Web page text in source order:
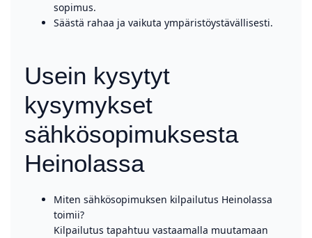
sopimus.
Säästä rahaa ja vaikuta ympäristöystävällisesti.
Usein kysytyt
kysymykset
sähkösopimuksesta
Heinolassa
Miten sähkösopimuksen kilpailutus Heinolassa
toimii?
Kilpailutus tapahtuu vastaamalla muutamaan